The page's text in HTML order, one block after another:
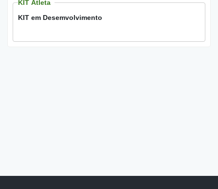
KIT Atleta
KIT em Desemvolvimento